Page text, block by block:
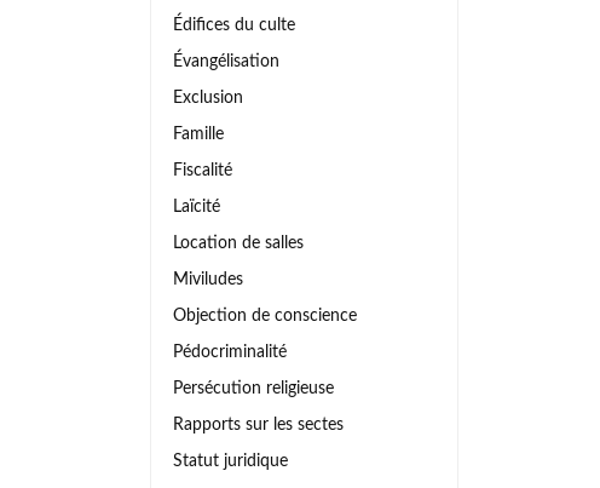
Édifices du culte
Évangélisation
Exclusion
Famille
Fiscalité
Laïcité
Location de salles
Miviludes
Objection de conscience
Pédocriminalité
Persécution religieuse
Rapports sur les sectes
Statut juridique